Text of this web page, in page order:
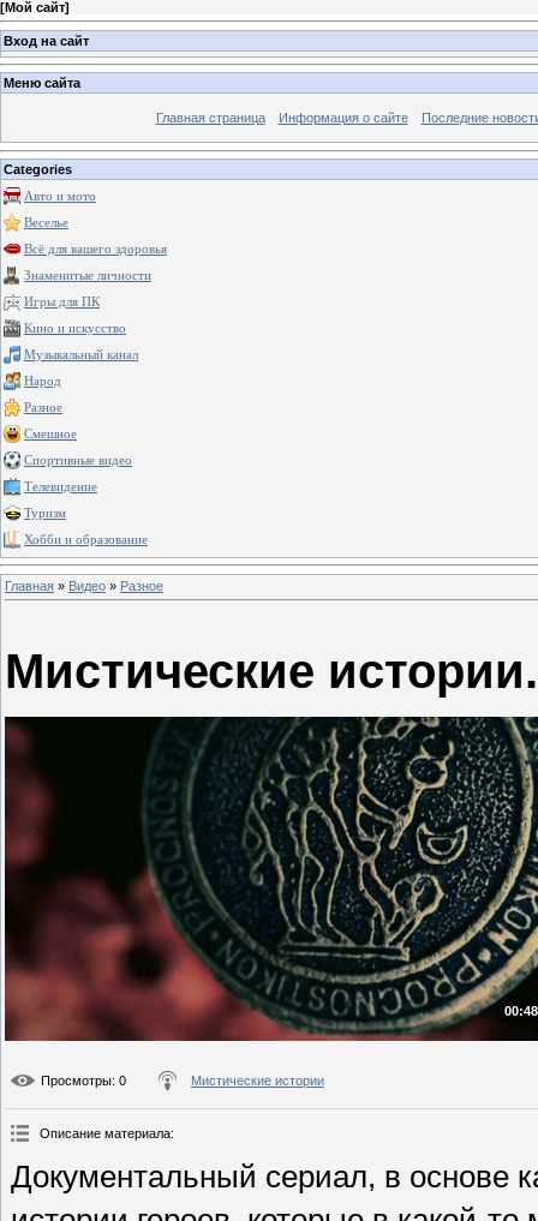
[Мой сайт]
Вход на сайт
Меню сайта
Главная страница Информация о сайте Последние
Categories
Авто и мото
Веселье
Всё для вашего здоровья
Знаменитые личности
Игры для ПК
Кино и искусство
Музыкальный канал
Народ
Разное
Смешное
Спортивные видео
Телевидение
Туризм
Хобби и образование
Главная » Видео » Разное
Мистические
Просмотры: 0 Мистические истории
Описание материала:
Документальный сериал, в основе